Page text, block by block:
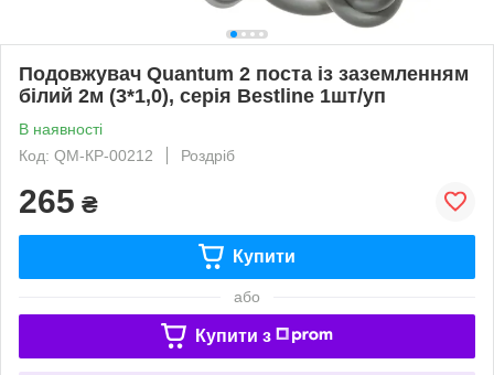
Подовжувач Quantum 2 поста із заземленням
білий 2м (3*1,0), серія Bestline 1шт/уп
В наявності
Код: QM-КP-00212
Роздріб
265 ₴
Купити
або
Купити з